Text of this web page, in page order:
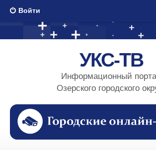
Войти
УКС-ТВ
Информационный
Озерского городского